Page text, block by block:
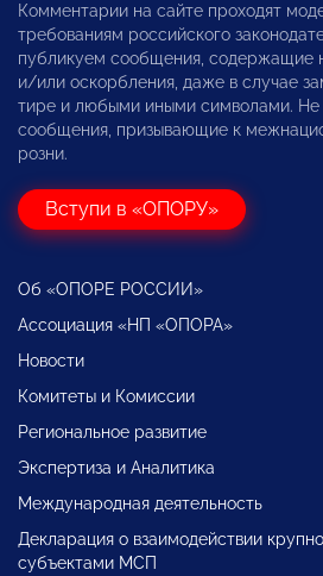
Комментарии на сайте проходят
требованиям российского
публикуем сообщения, содержащие
и/или оскорбления, даже в случае
тире и любыми иными символами. Не
сообщения, призывающие к
розни.
Вступи в «ОПОРУ»
Об «ОПОРЕ РОССИИ»
Ассоциация «НП «ОПОРА»
Новости
Комитеты и Комиссии
Региональное развитие
Экспертиза и Аналитика
Международная деятельность
Декларация о взаимодействии
субъектами МСП